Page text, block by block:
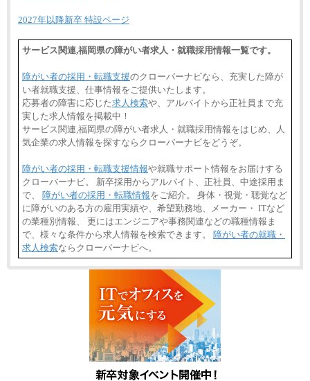
2027年以降新卒 特設ページ
サービス関連,福岡県の障がい者求人・就職採用情報一覧です。
障がい者の採用・転職支援のクローバーナビなら、充実した障が
い者就職支援、仕事情報をご提供いたします。
応募者の障害に応じた求人検索や、アルバイトから正社員まで充
実した求人情報を掲載中！
サービス関連,福岡県の障がい者求人・就職採用情報をはじめ、人
気企業の求人情報を探すならクローバーナビをどうぞ。
障がい者の採用・転職支援情報や就職サポート情報をお届けする
クローバーナビ。 新卒採用からアルバイト、正社員、中途採用ま
で、 障がい者の採用・転職情報をご紹介。 身体・視覚・聴覚など
に障がいのある方の雇用実績や、希望勤務地、メーカー・ ITなど
の業種別情報、 更にはエンジニアや事務関連などの職種情報ま
で、様々な条件から求人情報を検索できます。 障がい者の就職・
求人検索ならクローバーナビへ。